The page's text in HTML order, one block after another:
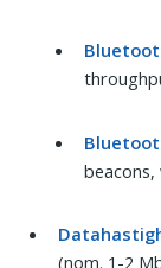
(nom. 1-2